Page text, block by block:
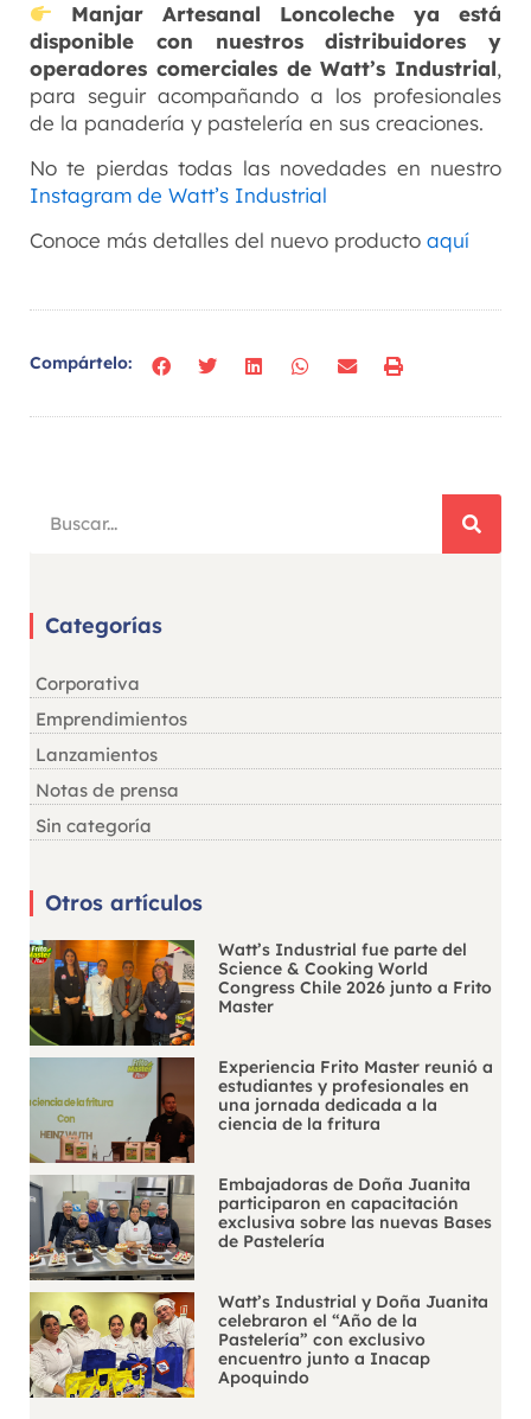
Manjar Artesanal Loncoleche ya está
disponible con nuestros distribuidores y
operadores comerciales de Watt’s Industrial,
para seguir acompañando a los profesionales
de la panadería y pastelería en sus creaciones.
No te pierdas todas las novedades en nuestro
Instagram de Watt’s Industrial
Conoce más detalles del nuevo producto aquí
Compártelo:
Categorías
Corporativa
Emprendimientos
Lanzamientos
Notas de prensa
Sin categoría
Otros artículos
Watt’s Industrial fue parte del
Science & Cooking World
Congress Chile 2026 junto a Frito
Master
Experiencia Frito Master reunió a
estudiantes y profesionales en
una jornada dedicada a la
ciencia de la fritura
Embajadoras de Doña Juanita
participaron en capacitación
exclusiva sobre las nuevas Bases
de Pastelería
Watt’s Industrial y Doña Juanita
celebraron el “Año de la
Pastelería” con exclusivo
encuentro junto a Inacap
Apoquindo